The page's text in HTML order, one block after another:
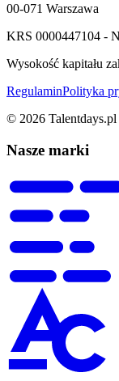
00-071 Warszawa
KRS 0000447104 -
Wysokość kapitału
RegulaminPolityka
© 2026 Talentdays.pl
Nasze marki